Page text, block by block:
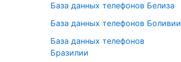
База данных телефонов Белиза
База данных телефонов Боливии
База данных телефонов
Бразилии